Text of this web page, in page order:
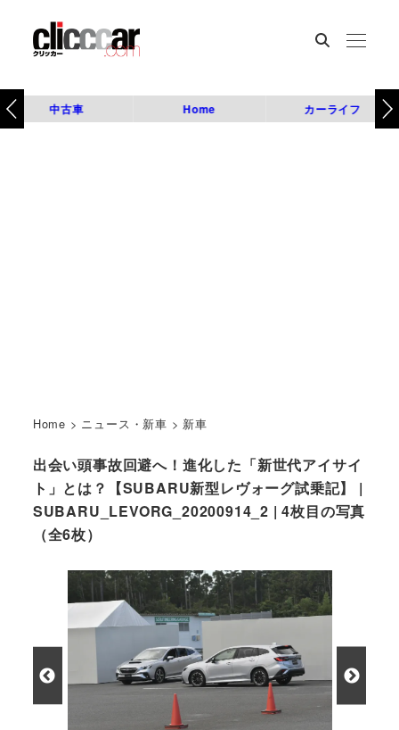
中古車 Home カーライフ
Home > ニュース・新車 > 新車
出会い頭事故回避へ！進化した「新世代アイサイ
ト」とは？【SUBARU新型レヴォーグ試乗記】 |
SUBARU_LEVORG_20200914_2 | 4枚目の写真
（全6枚）